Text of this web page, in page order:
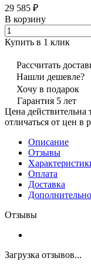
29 585 ₽
В корзину
Купить в 1 клик
Рассчитать
Нашли дешевле?
Хочу в подарок
Гарантия 5 лет
Цена действительна
отличаться от цен в
Описание
Отзывы
Оплата
Доставка
Дополнительно
Отзывы
Загрузка отзывов...